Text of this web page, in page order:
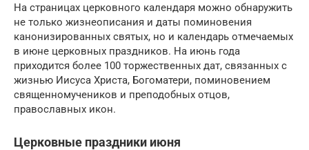
На страницах церковного календаря можно обнаружить
не только жизнеописания и даты поминовения
канонизированных святых, но и календарь отмечаемых
в июне церковных праздников. На июнь года
приходится более 100 торжественных дат, связанных с
жизнью Иисуса Христа, Богоматери, поминовением
священномучеников и преподобных отцов,
православных икон.
Церковные праздники июня